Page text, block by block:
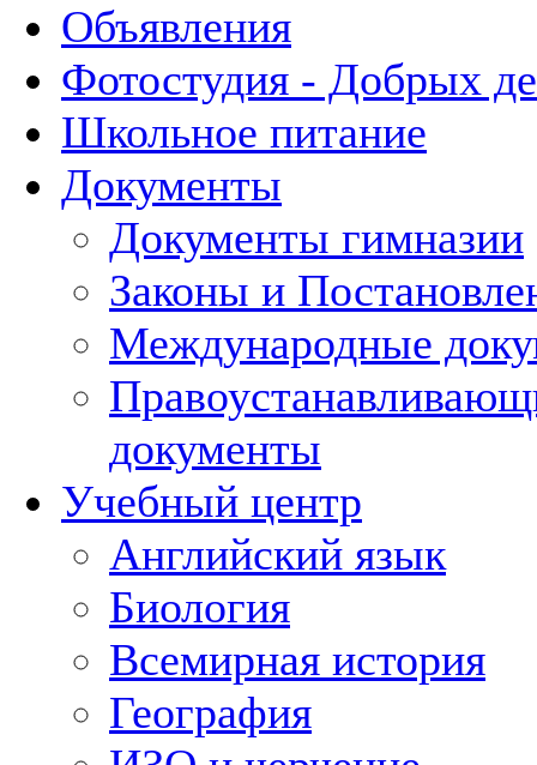
Объявления
Фотостудия - Добрых
Школьное питание
Документы
Документы гимназии
Законы и
Международные
документы
Учебный центр
Английский язык
Биология
Всемирная история
География